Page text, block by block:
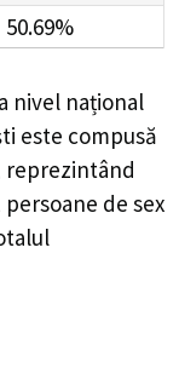
50.69%
nivel național
este compusă
reprezintând
persoane de sex